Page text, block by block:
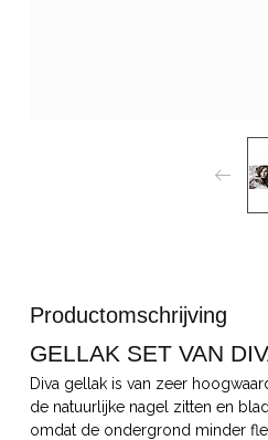
Productomschrijving
GELLAK SET VAN
Diva gellak is van zeer
de natuurlijke nagel zitten en
omdat de ondergrond minder